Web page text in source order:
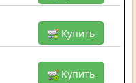
Купить
Купить